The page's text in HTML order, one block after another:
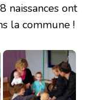
naissances ont
la commune !